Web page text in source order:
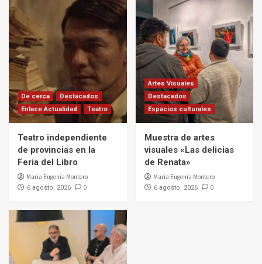
De cerca
Destacados
Enlace Actualidad
Teatro
Teatro independiente
de provincias en la
Feria del Libro
Maria Eugenia Montero
6 agosto, 2026 0
Artes Visuales
Destacados
Espacios culturales
Muestra de artes
visuales «Las delicias
de Renata»
Maria Eugenia Montero
6 agosto, 2026 0